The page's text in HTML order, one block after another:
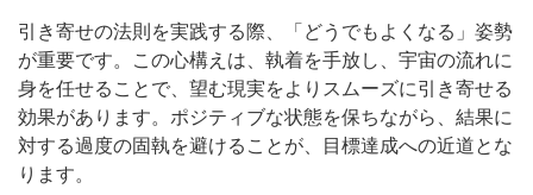
引き寄せの法則を実践する際、「どうでもよくなる」姿勢
が重要です。この心構えは、執着を手放し、宇宙の流れに
身を任せることで、望む現実をよりスムーズに引き寄せる
効果があります。ポジティブな状態を保ちながら、結果に
対する過度の固執を避けることが、目標達成への近道とな
ります。